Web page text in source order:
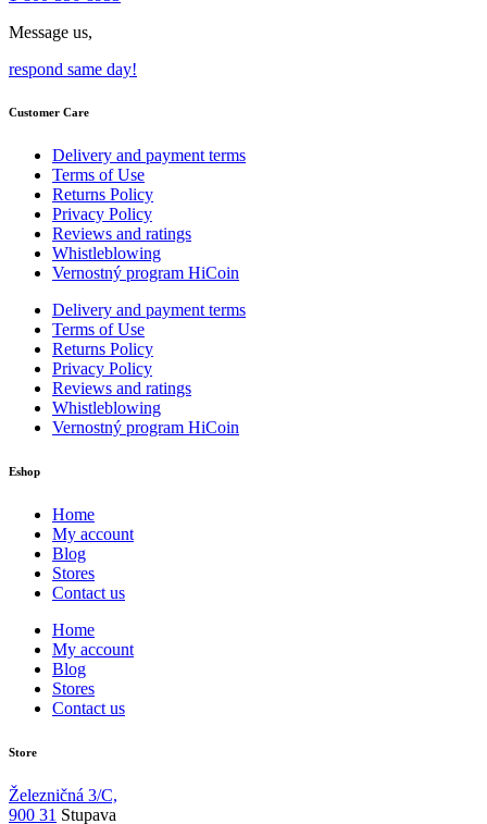
Message us,
respond same day!
Customer Care
Delivery and payment terms
Terms of Use
Returns Policy
Privacy Policy
Reviews and ratings
Whistleblowing
Vernostný program HiCoin
Delivery and payment terms
Terms of Use
Returns Policy
Privacy Policy
Reviews and ratings
Whistleblowing
Vernostný program HiCoin
Eshop
Home
My account
Blog
Stores
Contact us
Home
My account
Blog
Stores
Contact us
Store
Železničná 3/C,
900 31 Stupava